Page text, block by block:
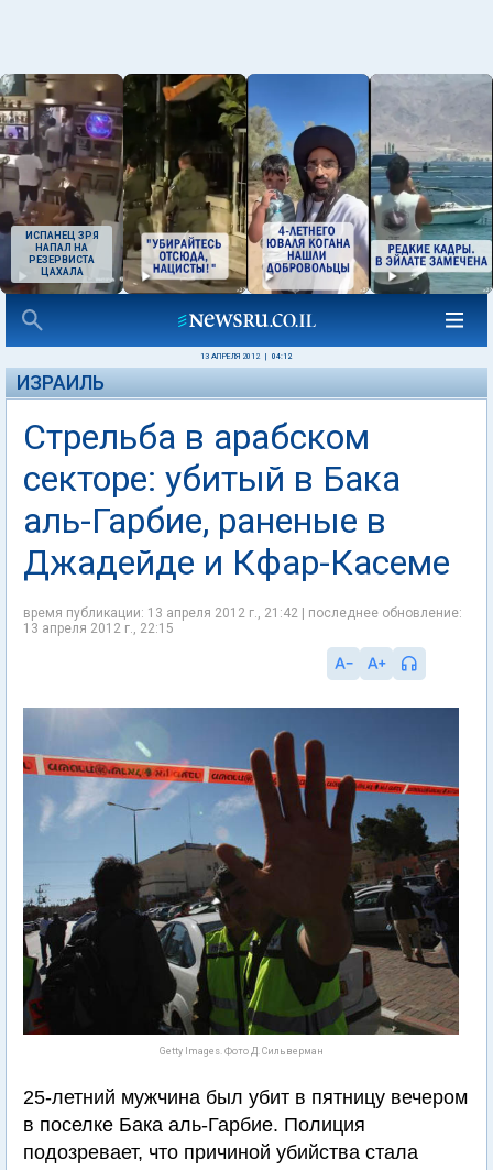
ИСПАНЕЦ ЗРЯ
НАПАЛ НА
РЕЗЕРВИСТА
ЦАХАЛА
13 АПРЕЛЯ 2012 04:12
ИЗРАИЛЬ
Стрельба в арабском
секторе: убитый в Бака
аль-Гарбие, раненые в
Джадейде и Кфар-Касеме
время публикации: 13 апреля 2012 г., 21:42 | последнее обновление:
13 апреля 2012 г., 22:15
Getty Images. Фото Д. Сильверман
25-летний мужчина был убит в пятницу вечером
в поселке Бака аль-Гарбие. Полиция
подозревает, что причиной убийства стала